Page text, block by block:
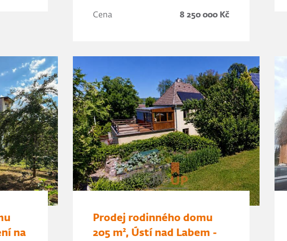
Cena 8 250 000 Kč
na
Prodej rodinného domu
205 m², Ústí nad Labem -